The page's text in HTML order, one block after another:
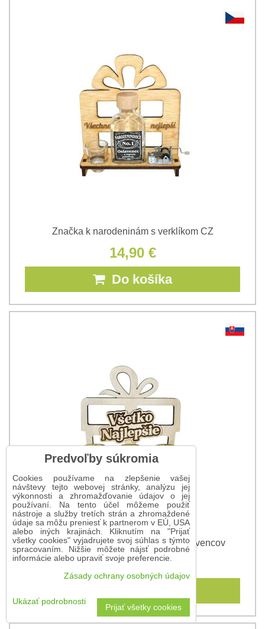
Značka k narodeninám s verklíkom CZ
14,90 €
Do košíka
Darčekový stojan na dobroty pre oslávencov
16 €
Predvoľby súkromia
Cookies používame na zlepšenie vašej
návštevy tejto webovej stránky, analýzu jej
výkonnosti a zhromažďovanie údajov o jej
používaní. Na tento účel môžeme použiť
nástroje a služby tretích strán a zhromaždené
údaje sa môžu preniesť k partnerom v EÚ, USA
alebo iných krajinách. Kliknutím na "Prijať
všetky cookies" vyjadrujete svoj súhlas s týmto
spracovaním. Nižšie môžete nájsť podrobné
informácie alebo upraviť svoje preferencie.
Zásady ochrany osobných údajov
Ukázať podrobnosti
Prijať všetky cookies